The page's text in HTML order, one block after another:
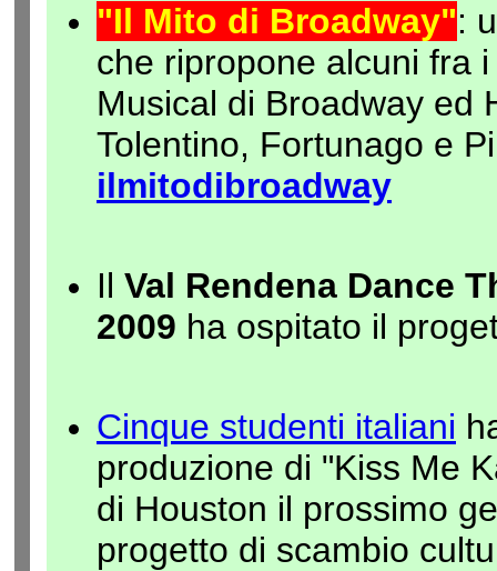
"Il Mito di Broadway":
che ripropone alcuni fra
Musical di Broadway ed
Tolentino, Fortunago e
ilmitodibroadway
Il Val Rendena Dance
2009 ha ospitato il
Cinque studenti italiani
produzione di "Kiss Me
di Houston il prossimo
progetto di scambio